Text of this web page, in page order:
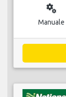
miscellaneous_services
Manuale